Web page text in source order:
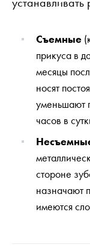
Съемные
прикуса в
месяцы
носят
уменьшают
часов в
стороне
назначают
имеются